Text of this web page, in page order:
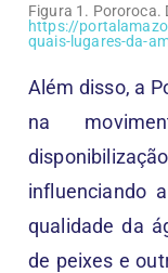
Figura 1. Pororoca.
https://
quais-lugares-da-
Além disso, a
na
influenciando
qualidade da
de peixes e